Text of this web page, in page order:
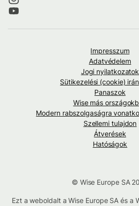
Impresszum
Adatvédelem
Jogi nyilatkozatok
Sütikezelési (cookie)
Panaszok
Wise más
Modern rabszolgaságra
Szellemi tulajdon
Átverések
Hatóságok
© Wise Europe SA
Ezt a weboldalt a Wise Europe SA és a